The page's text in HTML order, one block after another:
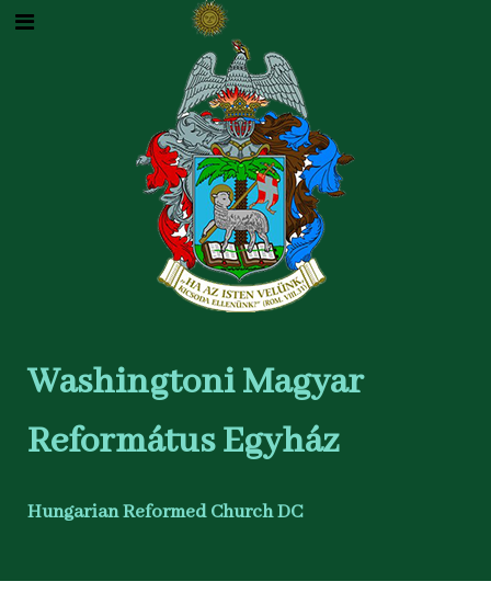
Washingtoni Magyar
Református Egyház
Hungarian Reformed Church DC